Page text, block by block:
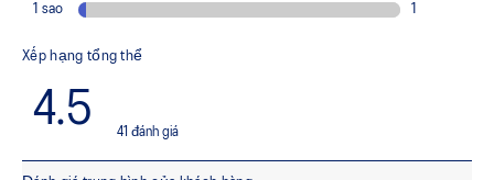
và khoảng 45% lượng khí thải carbon so với công nghệ